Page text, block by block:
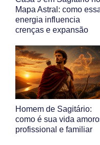
Mapa Astral: como
energia influencia
crenças e expansão
Homem de Sagitário:
como é sua vida
profissional e familiar